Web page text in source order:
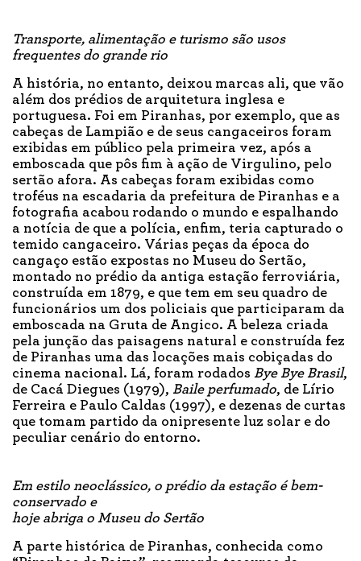
Transporte, alimentação e turismo são usos
frequentes do grande rio
A história, no entanto, deixou marcas ali, que vão
além dos prédios de arquitetura inglesa e
portuguesa. Foi em Piranhas, por exemplo, que as
cabeças de Lampião e de seus cangaceiros foram
exibidas em público pela primeira vez, após a
emboscada que pôs fim à ação de Virgulino, pelo
sertão afora. As cabeças foram exibidas como
troféus na escadaria da prefeitura de Piranhas e a
fotografia acabou rodando o mundo e espalhando
a notícia de que a polícia, enfim, teria capturado o
temido cangaceiro. Várias peças da época do
cangaço estão expostas no Museu do Sertão,
montado no prédio da antiga estação ferroviária,
construída em 1879, e que tem em seu quadro de
funcionários um dos policiais que participaram da
emboscada na Gruta de Angico. A beleza criada
pela junção das paisagens natural e construída fez
de Piranhas uma das locações mais cobiçadas do
cinema nacional. Lá, foram rodados Bye Bye Brasil,
de Cacá Diegues (1979), Baile perfumado, de Lírio
Ferreira e Paulo Caldas (1997), e dezenas de curtas
que tomam partido da onipresente luz solar e do
peculiar cenário do entorno.
Em estilo neoclássico, o prédio da estação é bem-
conservado e
hoje abriga o Museu do Sertão
A parte histórica de Piranhas, conhecida como